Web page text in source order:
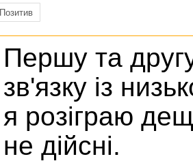
Позитив
Першу та
зв'язку із
я розіграю
не дійсні.